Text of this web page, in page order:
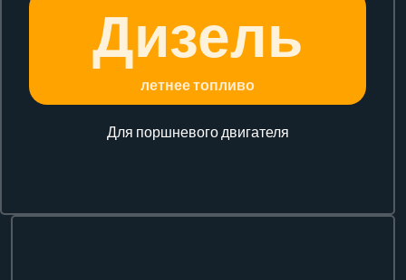
Дизель
летнее топливо
Для поршневого двигателя